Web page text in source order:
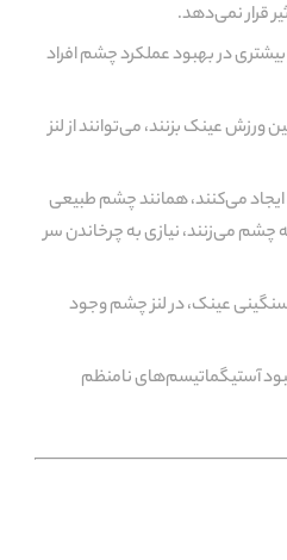
قرار نمی‌دهد.
بیشتری در بهبود عملکرد چشم افراد
ورزش عینک بزنند، می‌توانند از لنز
می‌کنند، همانند چشم طبیعی
چشم می‌زنند، نیازی به چرخاندن سر
عینک، در لنز چشم وجود
آستیگماتیسم‌های نامنظم